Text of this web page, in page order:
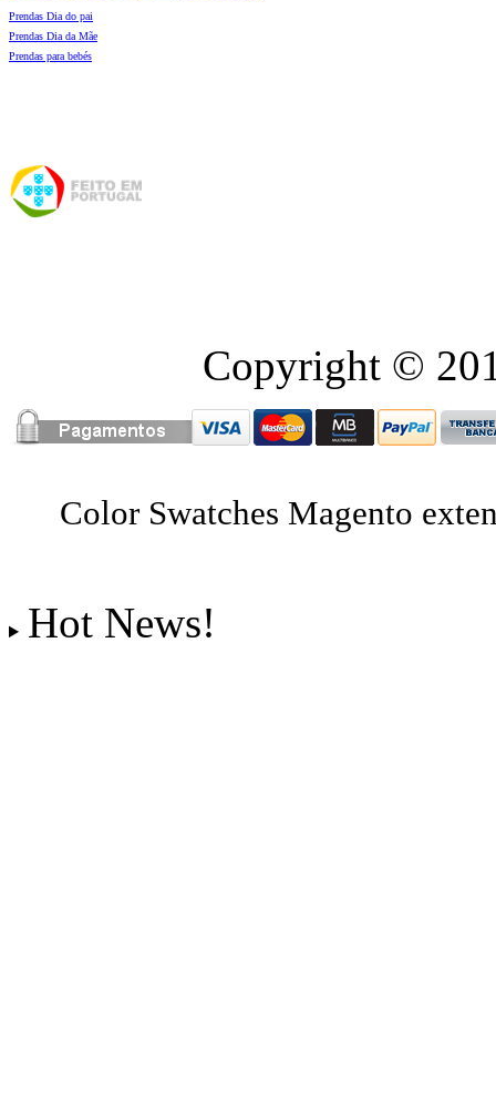
Prendas Dia do pai
Prendas Dia da Mãe
Prendas para bebés
Copyright ©
Color Swatches Magento
Hot News!